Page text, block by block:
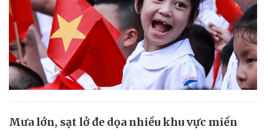
Mưa lớn, sạt lở đe dọa nhiều khu vực miền